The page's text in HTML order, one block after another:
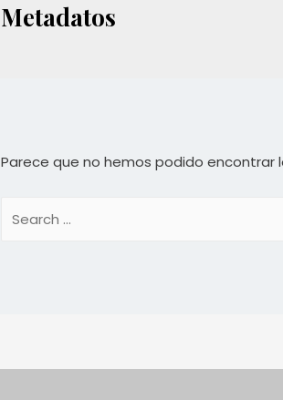
Metadatos
Parece que no hemos podido encontrar